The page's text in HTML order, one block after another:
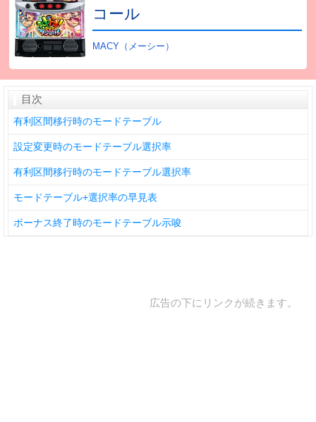
コール
MACY（メーシー）
目次
有利区間移行時のモードテーブル
設定変更時のモードテーブル選択率
有利区間移行時のモードテーブル選択率
モードテーブル+選択率の早見表
ボーナス終了時のモードテーブル示唆
広告の下にリンクが続きます。